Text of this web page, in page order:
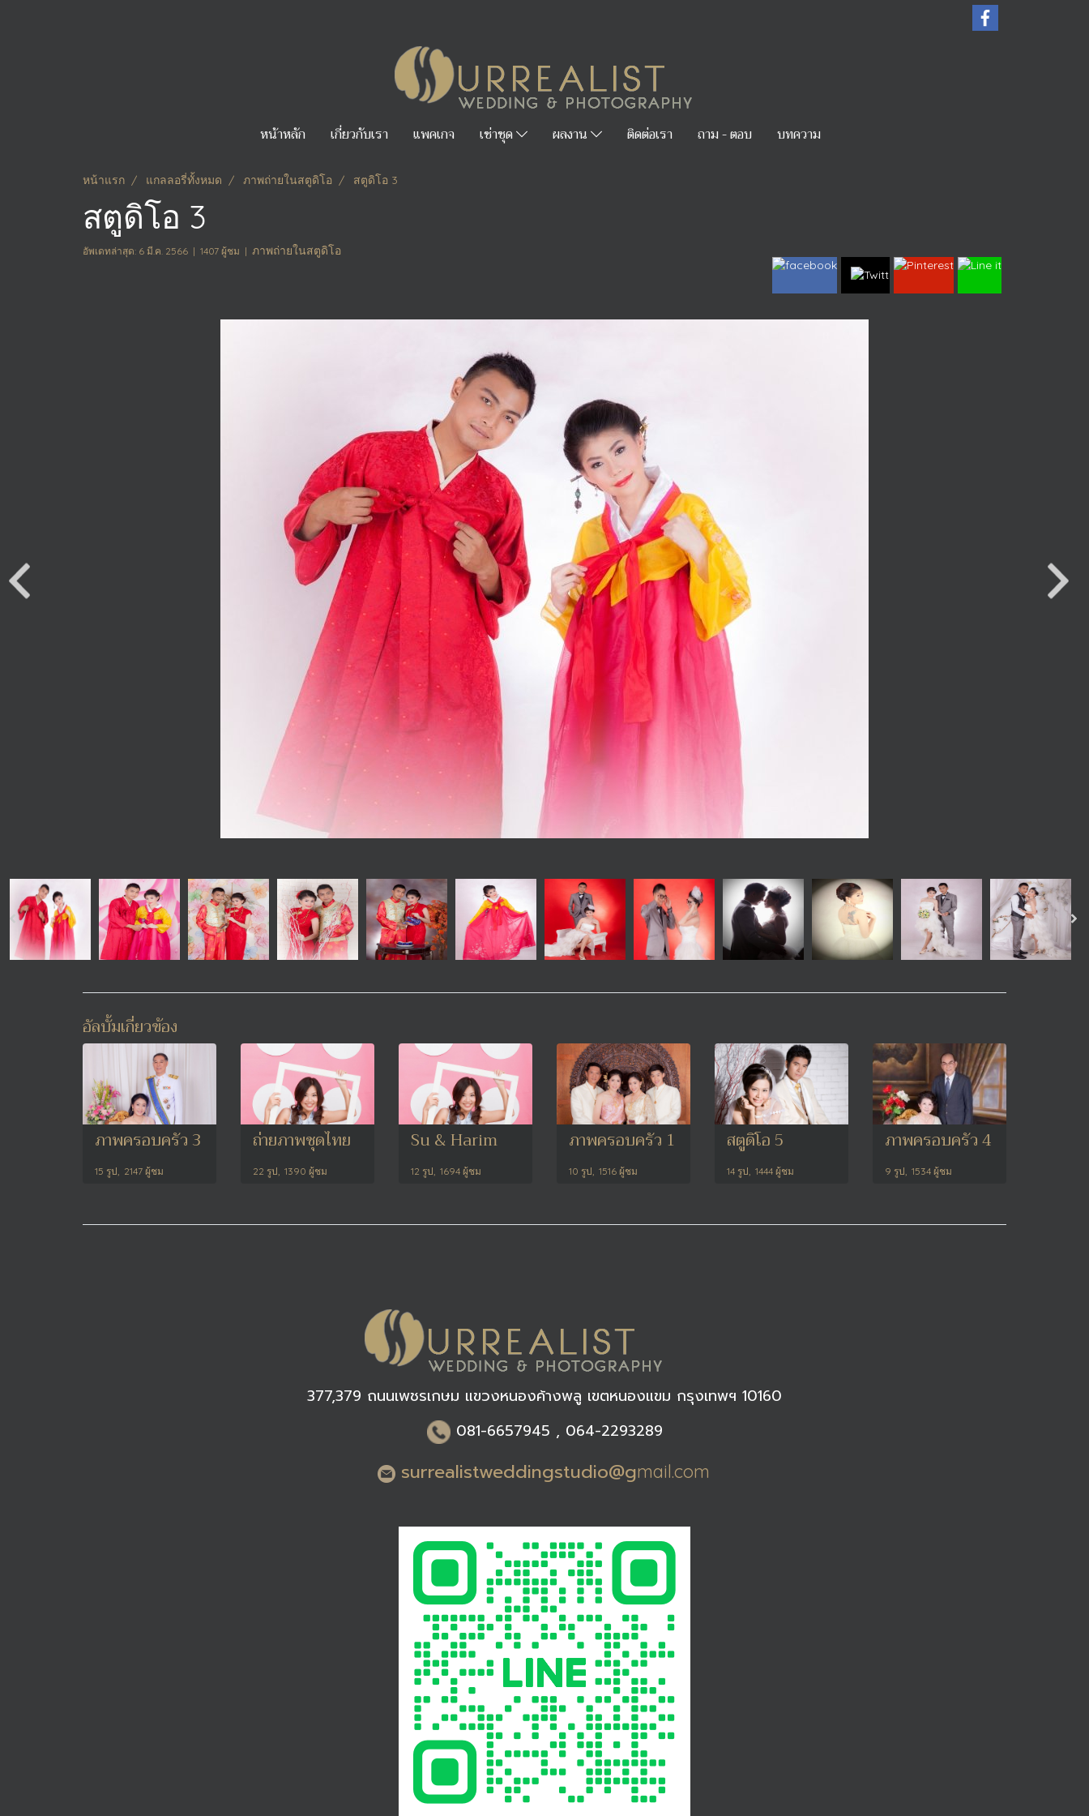
หน้าหลัก เกี่ยวกับเรา แพคเกจ เช่าชุด ผลงาน ติดต่อเรา ถาม - ตอบ บทความ
หน้าแรก แกลลอรี่ทั้งหมด ภาพถ่ายในสตูดิโอ สตูดิโอ 3
สตูดิโอ 3
อัพเดทล่าสุด: 6 มี.ค. 2566 | 1407 ผู้ชม | ภาพถ่ายในสตูดิโอ
อัลบั้มเกี่ยวข้อง
ภาพครอบครัว 3
15 รูป, 2147 ผู้ชม
ถ่ายภาพชุดไทย
22 รูป, 1390 ผู้ชม
Su & Harim
12 รูป, 1694 ผู้ชม
ภาพครอบครัว 1
10 รูป, 1516 ผู้ชม
สตูดิโอ 5
14 รูป, 1444 ผู้ชม
ภาพครอบครัว 4
9 รูป, 1534 ผู้ชม
377,379 ถนนเพชรเกษม แขวงหนองค้างพลู เขตหนองแขม กรุงเทพฯ 10160
081-6657945 , 064-2293289
surrealistweddingstudio@gmail.com